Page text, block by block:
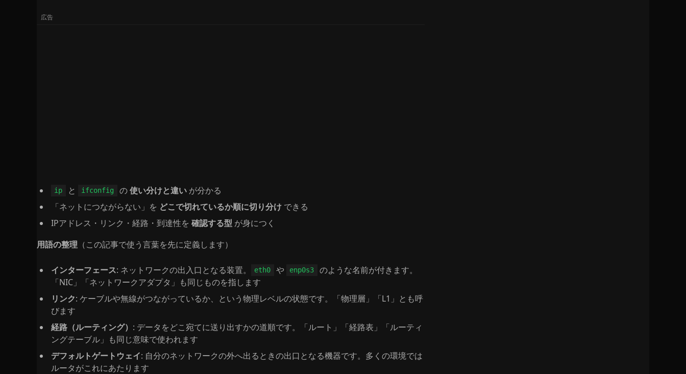
ip と ifconfig の使い分けと違いが分かる
「ネットにつながらない」を どこで切れているか順に切り分け できる
IPアドレス・リンク・経路・到達性を 確認する型 が身につく
用語の整理 （この記事で使う言葉を先に定義します）
インターフェース: ネットワークの出入口となる装置。 eth0 や enp0s3
のような名前が付きます。
「NIC」「ネットワークアダプタ」も同じものを指します
リンク: ケーブルや無線がつながっているか、という物理レベルの状態です。「物理層」「L1」とも呼
びます
経路（ルーティング） : データをどこ宛てに送り出すかの道順です。「ルート」「経路表」「ルーティ
ングテーブル」も同じ意味で使われます
デフォルトゲートウェイ: 自分のネットワークの外へ出るときの出口となる機器です。多くの環境では
ルータがこれにあたります